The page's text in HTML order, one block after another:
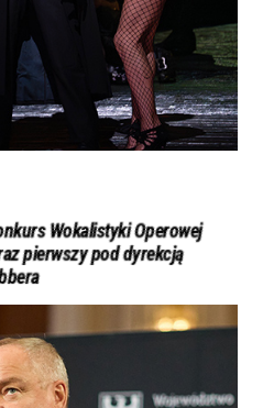
Wokalistyki Operowej
pierwszy pod dyrekcją